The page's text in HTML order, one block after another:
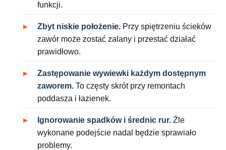
funkcji.
Zbyt niskie położenie. Przy spiętrzeniu ścieków
zawór może zostać zalany i przestać działać
prawidłowo.
Zastępowanie wywiewki każdym dostępnym
zaworem. To częsty skrót przy remontach
poddasza i łazienek.
Ignorowanie spadków i średnic rur. Źle
wykonane podejście nadal będzie sprawiało
problemy.